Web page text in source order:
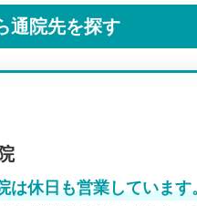
通院先を探す
は休日も営業しています